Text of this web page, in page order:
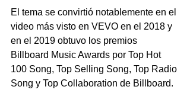
El tema se convirtió notablemente en el
video más visto en VEVO en el 2018 y
en el 2019 obtuvo los premios
Billboard Music Awards por Top Hot
100 Song, Top Selling Song, Top Radio
Song y Top Collaboration de Billboard.